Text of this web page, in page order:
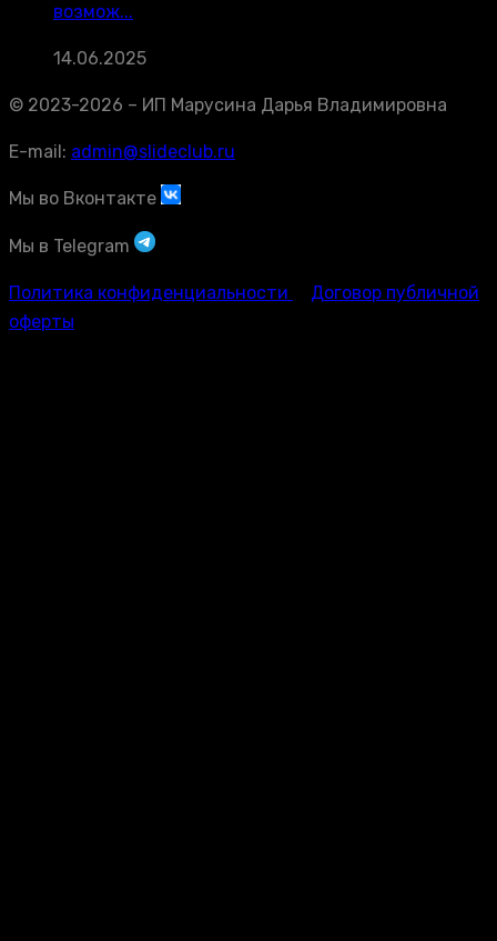
возмож...
14.06.2025
© 2023-2026 – ИП Марусина Дарья Владимировна
E-mail: admin@slideclub.ru
Мы во Вконтакте
Мы в Telegram
Политика конфиденциальности
Договор публичной
оферты